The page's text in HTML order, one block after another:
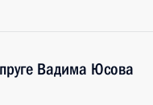
Вадима Юсова